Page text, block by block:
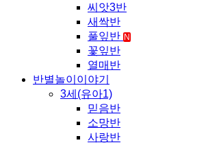
씨앗3반
새싹반
풀잎반 N
꽃잎반
열매반
반별놀이이야기
3세(유아1)
믿음반
소망반
사랑반